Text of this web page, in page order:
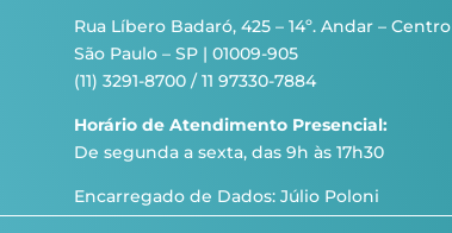
Rua Líbero Badaró, 425 – 14º. Andar – Centro
São Paulo – SP | 01009-905
(11) 3291-8700 / 11 97330-7884
Horário de Atendimento Presencial:
De segunda a sexta, das 9h às 17h30
Encarregado de Dados: Júlio Poloni